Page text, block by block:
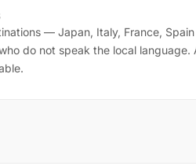
— Japan, Italy, France,
do not speak the local language.